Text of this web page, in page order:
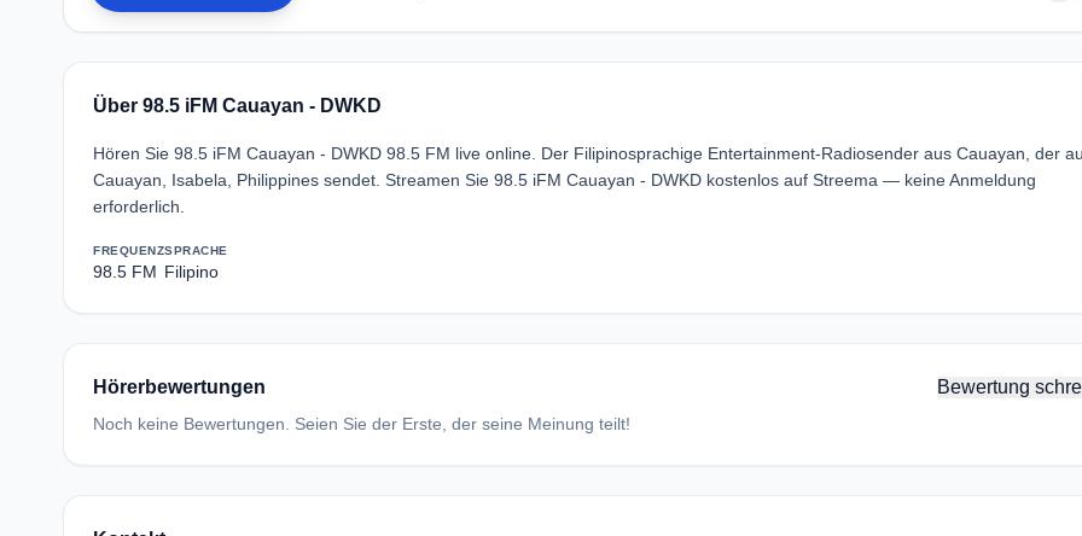
Über 98.5 iFM Cauayan - DWKD
Hören Sie 98.5 iFM Cauayan - DWKD 98.5 FM live online. Der Filipinosprachige Entertainment-Radiosender aus Cauayan, der
Cauayan, Isabela, Philippines sendet. Streamen Sie 98.5 iFM Cauayan - DWKD kostenlos auf Streema — keine Anmeldung
erforderlich.
FREQUENZ
98.5 FM
SPRACHE
Filipino
Hörerbewertungen Bewertung
Noch keine Bewertungen. Seien Sie der Erste, der seine Meinung teilt!